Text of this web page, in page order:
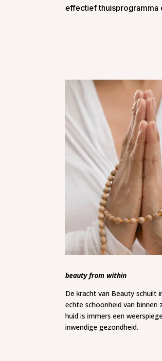
effectief thuisprogramma
beauty from within
De kracht van Beauty schuilt
echte schoonheid van binnen
huid is immers een
inwendige gezondheid.